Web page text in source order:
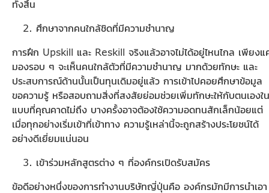
ทั้งสิ้น
ศึกษาจากคนใกล้ชิดที่มีความชำนาญ
การฝึก Upskill และ Reskill จริงแล้วอาจไม่ได้อยู่ไหนไกล เพียงแ
มองรอบ ๆ จะเห็นคนใกล้ตัวที่มีความชำนาญ มากด้วยทักษะ และ
ประสบการณ์ด้านนั้นเป็นทุนเดิมอยู่แล้ว การเข้าไปคอยศึกษาข้อมูล
ขอความรู้ หรือสอบถามสิ่งที่สงสัยย่อมช่วยเพิ่มทักษะให้กับตนเองใน
แบบที่คุณคาดไม่ถึง บางครั้งอาจต้องใช้ความอดทนสักเล็กน้อยแต่
เมื่อทุกอย่างเริ่มเข้าที่เข้าทาง ความรู้เหล่านี้จะถูกสร้างประโยชน์ได้
อย่างดีเยี่ยมแน่นอน
เข้าร่วมหลักสูตรต่าง ๆ ที่องค์กรเปิดรับสมัคร
ข้อดีอย่างหนึ่งของการทำงานบริษัทญี่ปุ่นคือ องค์กรมักมีการนำเอา